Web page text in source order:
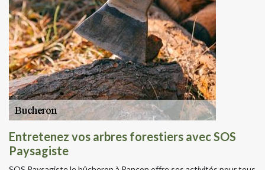
Entretenez vos arbres forestiers avec SOS
Paysagiste